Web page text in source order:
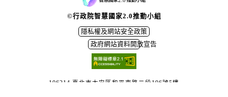
©行政院智慧國家2.0推動小組
隱私權及網站安全政策
政府網站資料開放宣告
106214 臺北市大安區和平東路二段106號5樓